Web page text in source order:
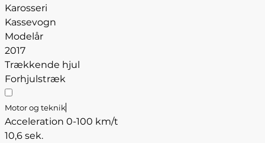
Karosseri
Kassevogn
Modelår
2017
Trækkende hjul
Forhjulstræk
Motor og teknik
Acceleration 0-100 km/t
10,6 sek.